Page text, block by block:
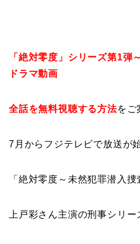
「絶対零度」シリーズ第1弾
ドラマ動画
全話を無料視聴する方法をご
7月からフジテレビで放送が
「絶対零度～未然犯罪潜入捜
上戸彩さん主演の刑事シリ